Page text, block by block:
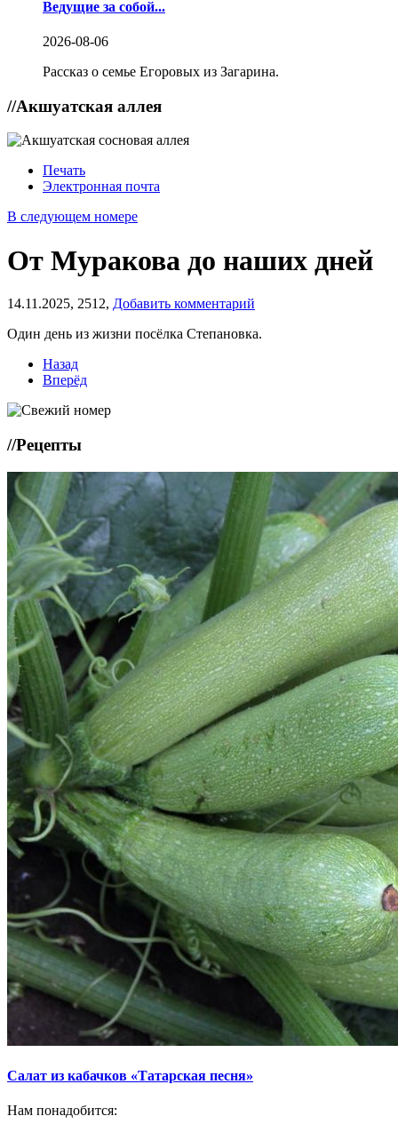
Ведущие за собой...
2026-08-06
Рассказ о семье Егоровых из Загарина.
//Акшуатская аллея
Печать
Электронная почта
В следующем номере
От Муракова до наших дней
14.11.2025, 2512, Добавить комментарий
Один день из жизни посёлка Степановка.
Назад
Вперёд
//Рецепты
Салат из кабачков «Татарская песня»
Нам понадобится: